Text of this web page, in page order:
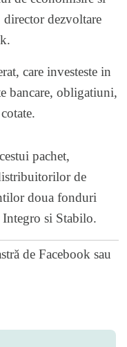
dezvoltare
care investeste in
bancare, obligatiuni,
pachet,
de
doua fonduri
Integro si Stabilo.
de Facebook sau